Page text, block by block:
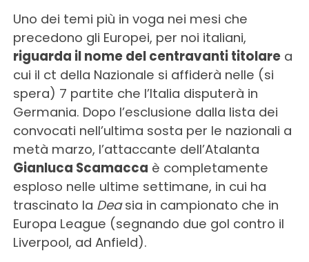
Uno dei temi più in voga nei mesi che
precedono gli Europei, per noi italiani,
riguarda il nome del centravanti titolarea
cui il ct della Nazionale si affiderà nelle (si
spera) 7 partite che l’Italia disputerà in
Germania. Dopo l’esclusione dalla lista dei
convocati nell’ultima sosta per le nazionali a
metà marzo, l’attaccante dell’Atalanta
Gianluca Scamacca è completamente
esploso nelle ultime settimane, in cui ha
trascinato la Deasia in campionato che in
Europa League (segnando due gol contro il
Liverpool, ad Anfield).